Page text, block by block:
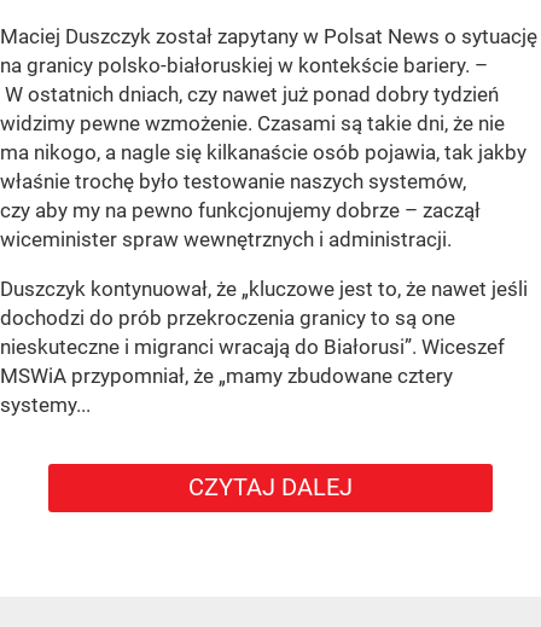
Maciej Duszczyk został zapytany w Polsat News o sytuację
na granicy polsko-białoruskiej w kontekście bariery. –
W ostatnich dniach, czy nawet już ponad dobry tydzień
widzimy pewne wzmożenie. Czasami są takie dni, że nie
ma nikogo, a nagle się kilkanaście osób pojawia, tak jakby
właśnie trochę było testowanie naszych systemów,
czy aby my na pewno funkcjonujemy dobrze – zaczął
wiceminister spraw wewnętrznych i administracji.
Duszczyk kontynuował, że „kluczowe jest to, że nawet jeśli
dochodzi do prób przekroczenia granicy to są one
nieskuteczne i migranci wracają do Białorusi”. Wiceszef
MSWiA przypomniał, że „mamy zbudowane cztery
systemy...
CZYTAJ DALEJ